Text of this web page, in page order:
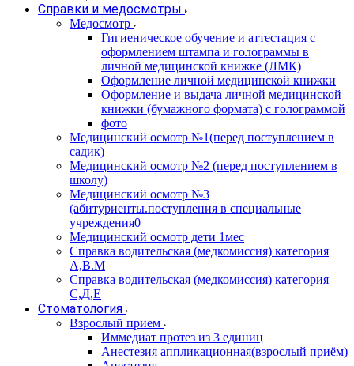
Справки и медосмотры
Медосмотр
Гигиеническое обучение и аттестация с
оформлением штампа и голограммы в
личной медицинской книжке (ЛМК)
Оформление личной медицинской книжки
Оформление и выдача личной медицинской
книжки (бумажного формата) с голограммой
фото
Медицинский осмотр №1(перед поступлением в
садик)
Медицинский осмотр №2 (перед поступлением в
школу)
Медицинский осмотр №3
(абитуриенты.поступления в специальные
учреждения0
Медицинский осмотр дети 1мес
Справка водительская (медкомиссия) категория
А,В.М
Справка водительская (медкомиссия) категория
С,Д,Е
Стоматология
Взрослый прием
Иммедиат протез из 3 единиц
Анестезия аппликационная(взрослый приём)